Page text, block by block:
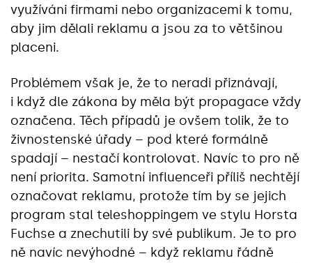
využíváni firmami nebo organizacemi k tomu,
aby jim dělali reklamu a jsou za to většinou
placeni.
Problémem však je, že to neradi přiznávají,
i když dle zákona by měla být propagace vždy
označena. Těch případů je ovšem tolik, že to
živnostenské úřady – pod které formálně
spadají – nestačí kontrolovat. Navíc to pro ně
není priorita. Samotní influenceři příliš nechtějí
označovat reklamu, protože tím by se jejich
program stal teleshoppingem ve stylu Horsta
Fuchse a znechutili by své publikum. Je to pro
ně navíc nevýhodné – když reklamu řádně